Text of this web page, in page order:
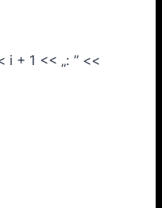
1 << „: ” <<